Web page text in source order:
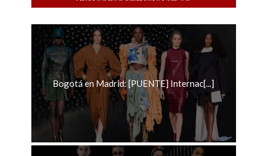
Bogotá en Madrid: [PUENTE] Internac[...]